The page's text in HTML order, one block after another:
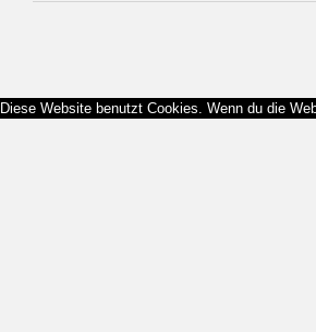
Diese Website benutzt Cookies. Wenn du die